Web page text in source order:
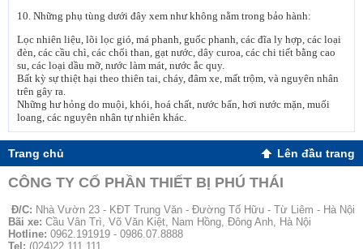
10. Những phụ tùng dưới đây xem như không nằm trong bảo hành:
Lọc nhiên liệu, lõi lọc gió, má phanh, guốc phanh, các đĩa ly hợp, các loại
đèn, các cầu chì, các chổi than, gạt nước, dây curoa, các chi tiết bằng cao
su, các loại dầu mỡ, nước làm mát, nước ắc quy.
Bất kỳ sự thiệt hại theo thiên tai, cháy, đâm xe, mất trộm, và nguyên nhân
trên gây ra.
Những hư hỏng do muội, khói, hoá chất, nước bẩn, hơi nước mặn, muối
loang, các nguyên nhân tự nhiên khác.
Trang chủ Lên đầu trang
CÔNG TY CỔ PHẦN THIẾT BỊ PHÚ THÁI
Đ/C: Nhà Vườn 23 - KĐT Trung Văn - Đường Tố Hữu - Từ Liêm - Hà Nội
Bãi xe: Cầu Vân Trì, Võ Văn Kiệt, Nam Hồng, Đông Anh, Hà Nội
Hotline: 0962.191919 - 0986.07.8888
Tel: (024)22.111.111